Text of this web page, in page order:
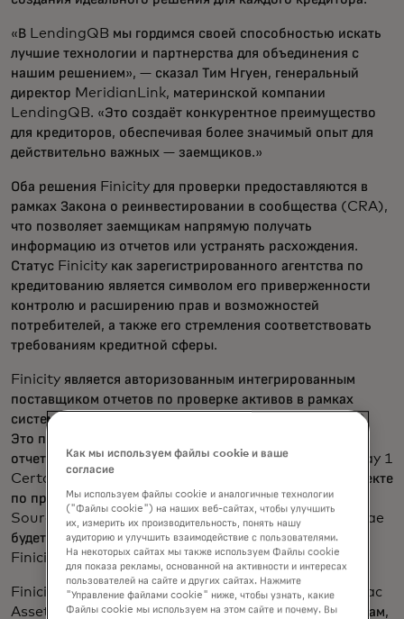
«В LendingQB мы гордимся своей способностью искать
лучшие технологии и партнерства для объединения с
нашим решением», — сказал Тим Нгуен, генеральный
директор MeridianLink, материнской компании
LendingQB. «Это создаёт конкурентное преимущество
для кредиторов, обеспечивая более значимый опыт для
действительно важных — заемщиков.»
Оба решения Finicity для проверки предоставляются в
рамках Закона о реинвестировании в сообщества (CRA),
что позволяет заемщикам напрямую получать
информацию из отчетов или устранять расхождения.
Статус Finicity как зарегистрированного агентства по
кредитованию является символом его приверженности
контролю и расширению прав и возможностей
потребителей, а также его стремления соответствовать
требованиям кредитной сферы.
Finicity является авторизованным интегрированным
поставщиком отчетов по проверке активов в рамках
системы Fannie Mae Desktop Underwriter ® (DU ® ).
Это позволяет кредиторам получить подтвержденный
отчет об активах в рамках инициативы Fannie Mae Day 1
Certainty ™ . Finicity также участвует в пилотном проекте
по проверке данных из единого источника (Single
Source Validation, SSV), что означает, что Fannie Mae
будет использовать данные о транзакциях из отчетов
Finicity для проверки активов, доходов и занятости.
Finicity также является поставщиком услуг Freddie Mac
Asset and Income Modeler (AIM) по активам и доходам,
Как мы используем файлы cookie и ваше
согласие
Мы используем файлы cookie и аналогичные технологии
("Файлы cookie") на наших веб-сайтах, чтобы улучшить
их, измерить их производительность, понять нашу
аудиторию и улучшить взаимодействие с пользователями.
На некоторых сайтах мы также используем Файлы cookie
для показа рекламы, основанной на активности и интересах
пользователей на сайте и других сайтах. Нажмите
"Управление файлами cookie" ниже, чтобы узнать, какие
Файлы cookie мы используем на этом сайте и почему. Вы